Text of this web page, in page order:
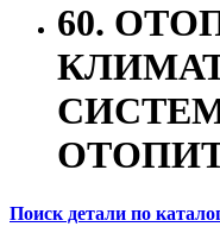
60.
Поиск детали по